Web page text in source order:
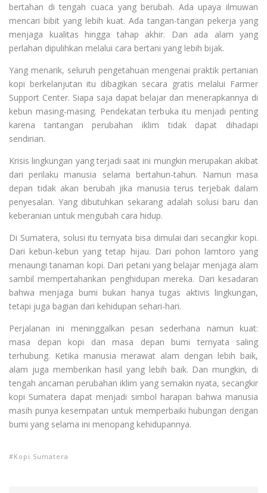
bertahan di tengah cuaca yang berubah. Ada upaya ilmuwan
mencari bibit yang lebih kuat. Ada tangan-tangan pekerja yang
menjaga kualitas hingga tahap akhir. Dan ada alam yang
perlahan dipulihkan melalui cara bertani yang lebih bijak.
Yang menarik, seluruh pengetahuan mengenai praktik pertanian
kopi berkelanjutan itu dibagikan secara gratis melalui Farmer
Support Center. Siapa saja dapat belajar dan menerapkannya di
kebun masing-masing. Pendekatan terbuka itu menjadi penting
karena tantangan perubahan iklim tidak dapat dihadapi
sendirian.
Krisis lingkungan yang terjadi saat ini mungkin merupakan akibat
dari perilaku manusia selama bertahun-tahun. Namun masa
depan tidak akan berubah jika manusia terus terjebak dalam
penyesalan. Yang dibutuhkan sekarang adalah solusi baru dan
keberanian untuk mengubah cara hidup.
Di Sumatera, solusi itu ternyata bisa dimulai dari secangkir kopi.
Dari kebun-kebun yang tetap hijau. Dari pohon lamtoro yang
menaungi tanaman kopi. Dari petani yang belajar menjaga alam
sambil mempertahankan penghidupan mereka. Dari kesadaran
bahwa menjaga bumi bukan hanya tugas aktivis lingkungan,
tetapi juga bagian dari kehidupan sehari-hari.
Perjalanan ini meninggalkan pesan sederhana namun kuat:
masa depan kopi dan masa depan bumi ternyata saling
terhubung. Ketika manusia merawat alam dengan lebih baik,
alam juga memberikan hasil yang lebih baik. Dan mungkin, di
tengah ancaman perubahan iklim yang semakin nyata, secangkir
kopi Sumatera dapat menjadi simbol harapan bahwa manusia
masih punya kesempatan untuk memperbaiki hubungan dengan
bumi yang selama ini menopang kehidupannya.
Kopi Sumatera